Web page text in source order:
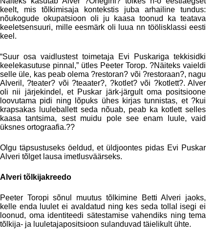
keelt, mis tõlkimisaja kontekstis juba arhailine tundus:
nõukogude okupatsioon oli ju kaasa toonud ka teatava
keeletsensuuri, mille eesmärk oli luua nn töölisklassi eesti
keel.
“Suur osa vaidlustest toimetaja Evi Puskariga tekkisidki
keelekasutuse pinnal,” ütles Peeter Torop. ?Näiteks vaieldi
selle üle, kas peab olema ?restoran? või ?restoraan?, nagu
Alveril, ?teater? või ?teaater?, ?kotlet? või ?kotlett?. Alver
oli nii järjekindel, et Puskar järk-järgult oma positsioone
loovutama pidi ning lõpuks ühes kirjas tunnistas, et ?kui
krapsakas luuleballett seda nõuab, peab ka kotlett selles
kaasa tantsima, sest muidu pole see enam luule, vaid
üksnes ortograafia.??
Olgu täpsustuseks öeldud, et üldjoontes pidas Evi Puskar
Alveri tõlget lausa imetlusväärseks.
Alveri tõlkijakreedo
Peeter Toropi sõnul muutus tõlkimine Betti Alveri jaoks,
kelle enda luulet ei avaldatud ning kes seda tollal isegi ei
loonud, oma identiteedi sätestamise vahendiks ning tema
tõlkija- ja luuletajapositsioon sulanduvad täielikult ühte.